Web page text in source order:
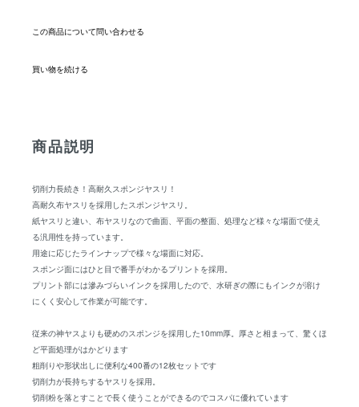
この商品について問い合わせる
買い物を続ける
商品説明
切削力長続き！高耐久スポンジヤスリ！
高耐久布ヤスリを採用したスポンジヤスリ。
紙ヤスリと違い、布ヤスリなので曲面、平面の整面、処理など様々な場面で使え
る汎用性を持っています。
用途に応じたラインナップで様々な場面に対応。
スポンジ面にはひと目で番手がわかるプリントを採用。
プリント部には滲みづらいインクを採用したので、水研ぎの際にもインクが溶け
にくく安心して作業が可能です。
従来の神ヤスよりも硬めのスポンジを採用した10mm厚。厚さと相まって、驚くほ
ど平面処理がはかどります
粗削りや形状出しに便利な400番の12枚セットです
切削力が長持ちするヤスリを採用。
切削粉を落とすことで長く使うことができるのでコスパに優れています